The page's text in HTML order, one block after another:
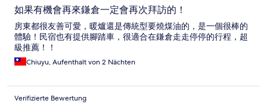
如果有機會再來鎌倉一定會再次拜訪的！
房東都很友善可愛，暖爐還是傳統型要燒煤油的，是一個很棒的
體驗！民宿也有提供腳踏車，很適合在鎌倉走走停停的行程，超
級推薦！！
Chiuyu, Aufenthalt von 2 Nächten
Verifizierte Bewertung